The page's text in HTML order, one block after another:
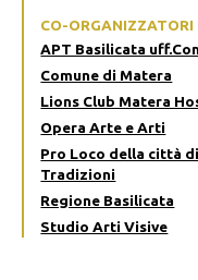
CO-ORGANIZZATORI
APT Basilicata
Comune di Matera
Lions Club Matera
Opera Arte e Arti
Pro Loco della città
Tradizioni
Regione Basilicata
Studio Arti Visive